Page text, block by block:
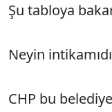
Şu tabloya bakar
Neyin
CHP bu